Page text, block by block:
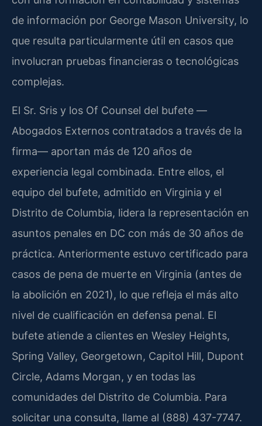
de información por George Mason University, lo
que resulta particularmente útil en casos que
involucran pruebas financieras o tecnológicas
complejas.
El Sr. Sris y los Of Counsel del bufete —
Abogados Externos contratados a través de la
firma— aportan más de 120 años de
experiencia legal combinada. Entre ellos, el
equipo del bufete, admitido en Virginia y el
Distrito de Columbia, lidera la representación en
asuntos penales en DC con más de 30 años de
práctica. Anteriormente estuvo certificado para
casos de pena de muerte en Virginia (antes de
la abolición en 2021), lo que refleja el más alto
nivel de cualificación en defensa penal. El
bufete atiende a clientes en Wesley Heights,
Spring Valley, Georgetown, Capitol Hill, Dupont
Circle, Adams Morgan, y en todas las
comunidades del Distrito de Columbia. Para
solicitar una consulta, llame al (888) 437-7747.